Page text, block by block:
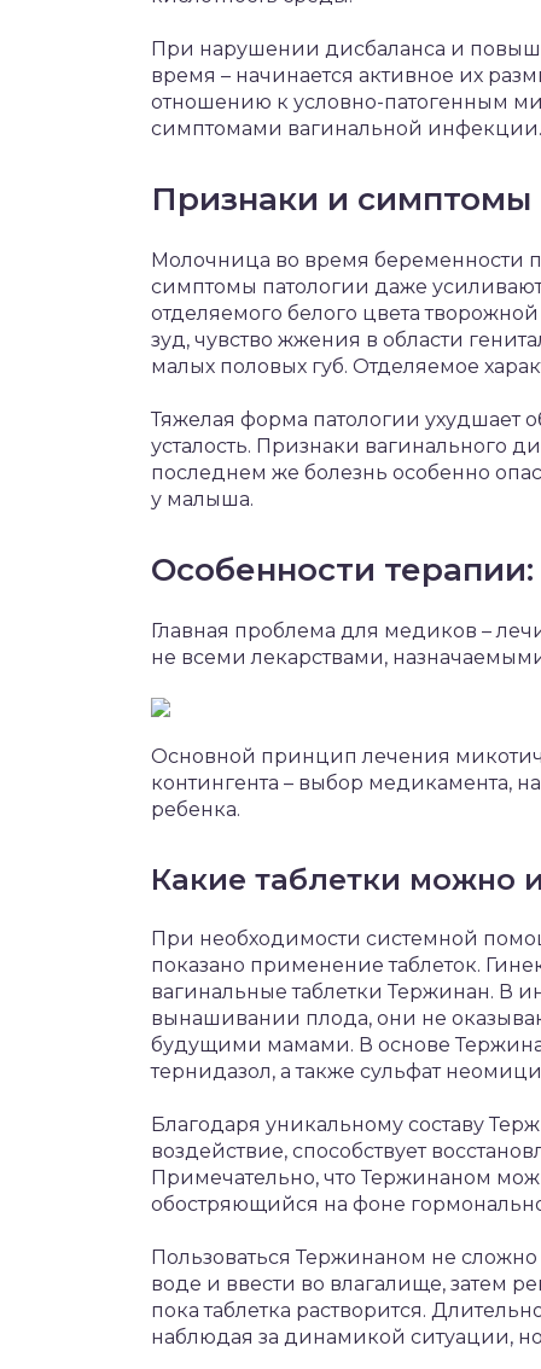
При нарушении дисбаланса и
время – начинается активное их
отношению к условно-патогенным
симптомами вагинальной инфекции.
Признаки и
Молочница во время беременности
симптомы патологии даже
отделяемого белого цвета
зуд, чувство жжения в области
малых половых губ. Отделяемое
Тяжелая форма патологии ухудшает
усталость. Признаки вагинального
последнем же болезнь особенно
у малыша.
Особенности
Главная проблема для медиков –
не всеми лекарствами,
Основной принцип лечения
контингента – выбор медикамента,
ребенка.
Какие таблетки можно
При необходимости системной
показано применение таблеток.
вагинальные таблетки Тержинан. В
вынашивании плода, они не
будущими мамами. В основе
тернидазол, а также сульфат
Благодаря уникальному составу
воздействие, способствует
Примечательно, что Тержинаном
обостряющийся на фоне
Пользоваться Тержинаном не сложно
воде и ввести во влагалище, затем
пока таблетка растворится.
наблюдая за динамикой ситуации,